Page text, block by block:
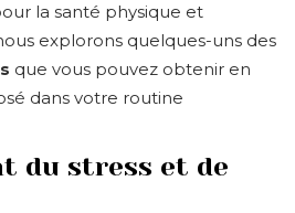
la santé physique et
explorons quelques-uns des
que vous pouvez obtenir en
dans votre routine
du stress et de